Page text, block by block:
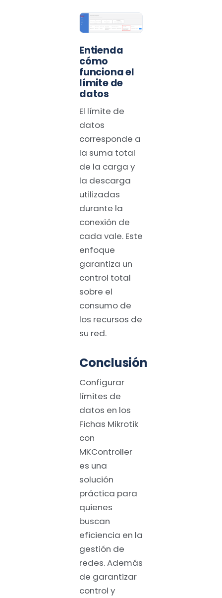
Entienda
cómo
funciona el
límite de
datos
El límite de
datos
corresponde a
la suma total
de la carga y
la descarga
utilizadas
durante la
conexión de
cada vale. Este
enfoque
garantiza un
control total
sobre el
consumo de
los recursos de
su red.
Conclusión
Configurar
límites de
datos en los
Fichas Mikrotik
con
MKController
es una
solución
práctica para
quienes
buscan
eficiencia en la
gestión de
redes. Además
de garantizar
control y